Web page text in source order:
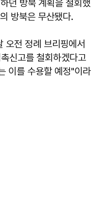
던 방북 계획을 철회했
방북은 무산됐다.
오전 정례 브리핑에서
신고를 철회하겠다고
이를 수용할 예정"이라